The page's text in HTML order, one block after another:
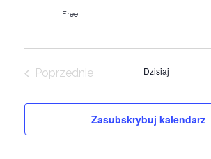
Free
Poprzednie
Dzisiaj
Zasubskrybuj kalendarz